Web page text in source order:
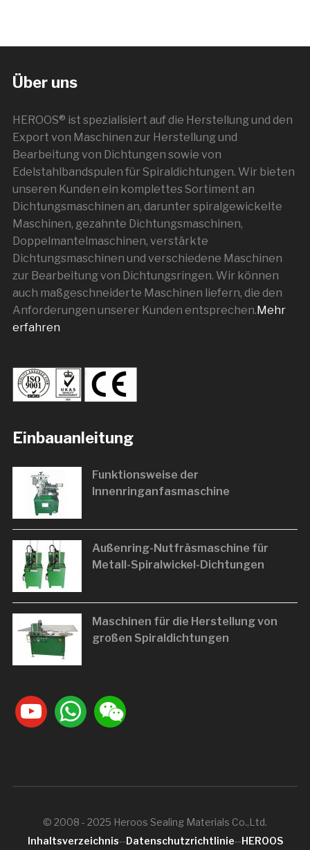
Über uns
HEROOS® ist spezialisiert auf die Herstellung und den
Export von Maschinen zur Herstellung und
Bearbeitung von Dichtungen sowie von
Edelstahlbandspulen für Spiraldichtungen. Wir bieten
unseren Kunden ein komplettes Sortiment an
Dichtungsmaschinen an, darunter spiralgewickelte
Maschinen, gezahnte Dichtungsmaschinen,
Doppelmantelmaschinen, verstärkte
Dichtungsmaschinen und verschiedene Maschinen
zur Bearbeitung von Dichtungsringen. Wir können
auch maßgeschneiderte Maschinen liefern, die den
Anforderungen unserer Kunden entsprechen.Mehr
erfahren
Einbauanleitung
Funktionsweise der
Innenringanfasmaschine
Außenring-Nutfräsmaschine für
Metall-Spiralwickel-Dichtungen
Maschinen für die Herstellung von
großen Spiraldichtungen
youtubewhatsappweixin
© 2008 - 2025 Heroos Sealing Materials Co.,Ltd.
Inhaltsverzeichnis--Datenschutzrichtlinie--HEROOS